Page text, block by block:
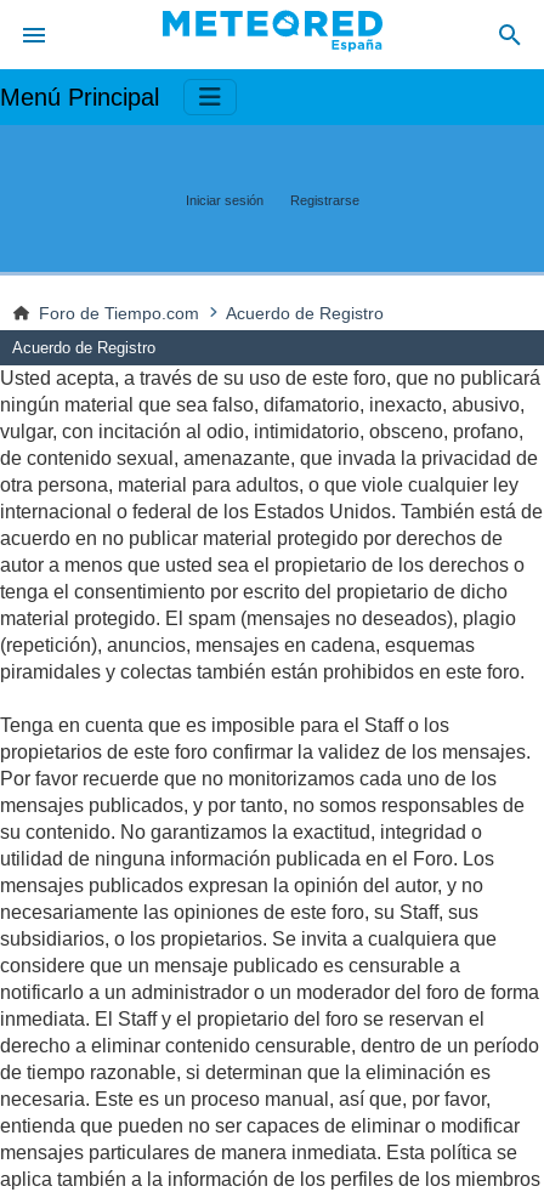
Menú Principal
Iniciar sesión Registrarse
Foro de Tiempo.com Acuerdo de Registro
Acuerdo de Registro
Usted acepta, a través de su uso de este foro, que no publicará
ningún material que sea falso, difamatorio, inexacto, abusivo,
vulgar, con incitación al odio, intimidatorio, obsceno, profano,
de contenido sexual, amenazante, que invada la privacidad de
otra persona, material para adultos, o que viole cualquier ley
internacional o federal de los Estados Unidos. También está de
acuerdo en no publicar material protegido por derechos de
autor a menos que usted sea el propietario de los derechos o
tenga el consentimiento por escrito del propietario de dicho
material protegido. El spam (mensajes no deseados), plagio
(repetición), anuncios, mensajes en cadena, esquemas
piramidales y colectas también están prohibidos en este foro.
Tenga en cuenta que es imposible para el Staff o los
propietarios de este foro confirmar la validez de los mensajes.
Por favor recuerde que no monitorizamos cada uno de los
mensajes publicados, y por tanto, no somos responsables de
su contenido. No garantizamos la exactitud, integridad o
utilidad de ninguna información publicada en el Foro. Los
mensajes publicados expresan la opinión del autor, y no
necesariamente las opiniones de este foro, su Staff, sus
subsidiarios, o los propietarios. Se invita a cualquiera que
considere que un mensaje publicado es censurable a
notificarlo a un administrador o un moderador del foro de forma
inmediata. El Staff y el propietario del foro se reservan el
derecho a eliminar contenido censurable, dentro de un período
de tiempo razonable, si determinan que la eliminación es
necesaria. Este es un proceso manual, así que, por favor,
entienda que pueden no ser capaces de eliminar o modificar
mensajes particulares de manera inmediata. Esta política se
aplica también a la información de los perfiles de los miembros